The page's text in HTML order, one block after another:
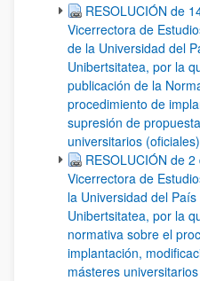
(Abre una nueva
RESOLUCIÓN de
Vicerrectora de
de la Universidad del
Unibertsitatea, por la
publicación de la
procedimiento de
supresión de
universitarios (oficiales)
RESOLUCIÓN de
Vicerrectora de
la Universidad del
Unibertsitatea, por la
normativa sobre el
implantación,
másteres